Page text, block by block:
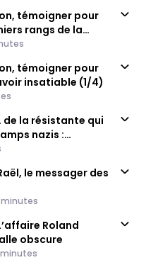
témoigner pour
rangs de la
témoigner pour
insatiable (1/4)
de la résistante qui
nazis :
le messager des
Roland
obscure